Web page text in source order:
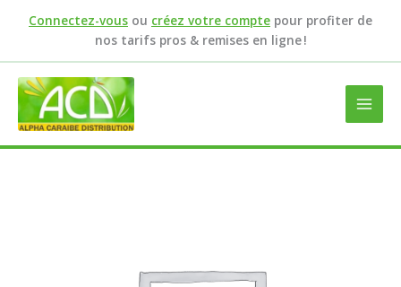
Connectez-vous ou créez votre compte pour profiter de
nos tarifs pros & remises en ligne !